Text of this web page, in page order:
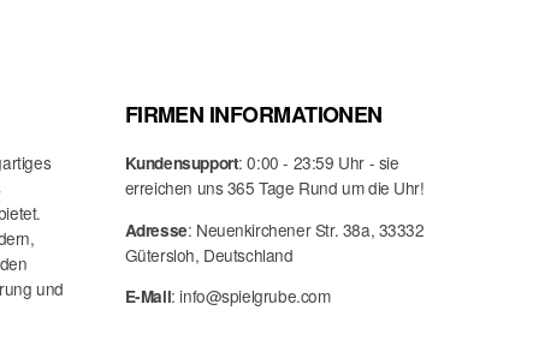
und
FIRMEN INFORMATIONEN
Kundensupport: 0:00 - 23:59 Uhr - sie
erreichen uns 365 Tage Rund um die Uhr!
Adresse: Neuenkirchener Str. 38a, 33332
Gütersloh, Deutschland
E-Mail: info@spielgrube.com